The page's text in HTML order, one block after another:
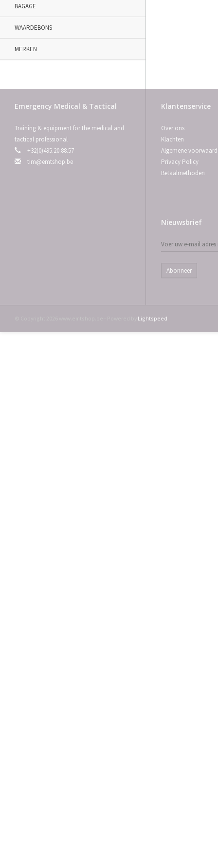
BAGAGE
WAARDEBONS
MERKEN
Emergency Medical & Tactical
Training & equipment for the medical and
tactical professional
+32(0)495.20.88.57
tim@emtshop.be
Klantenservice
Over ons
Klachten
Algemene
Privacy Policy
Betaalmethoden
Nieuwsbrief
Abonneer
Lightspeed